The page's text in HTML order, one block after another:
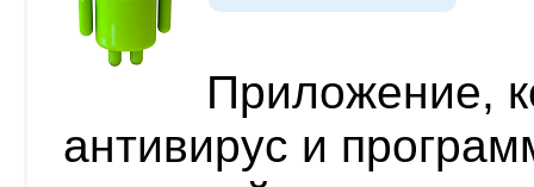
Приложение,
антивирус и